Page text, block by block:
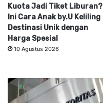
Kuota Jadi Tiket Liburan?
Ini Cara Anak by.U Keliling
Destinasi Unik dengan
Harga Spesial
10 Agustus 2026